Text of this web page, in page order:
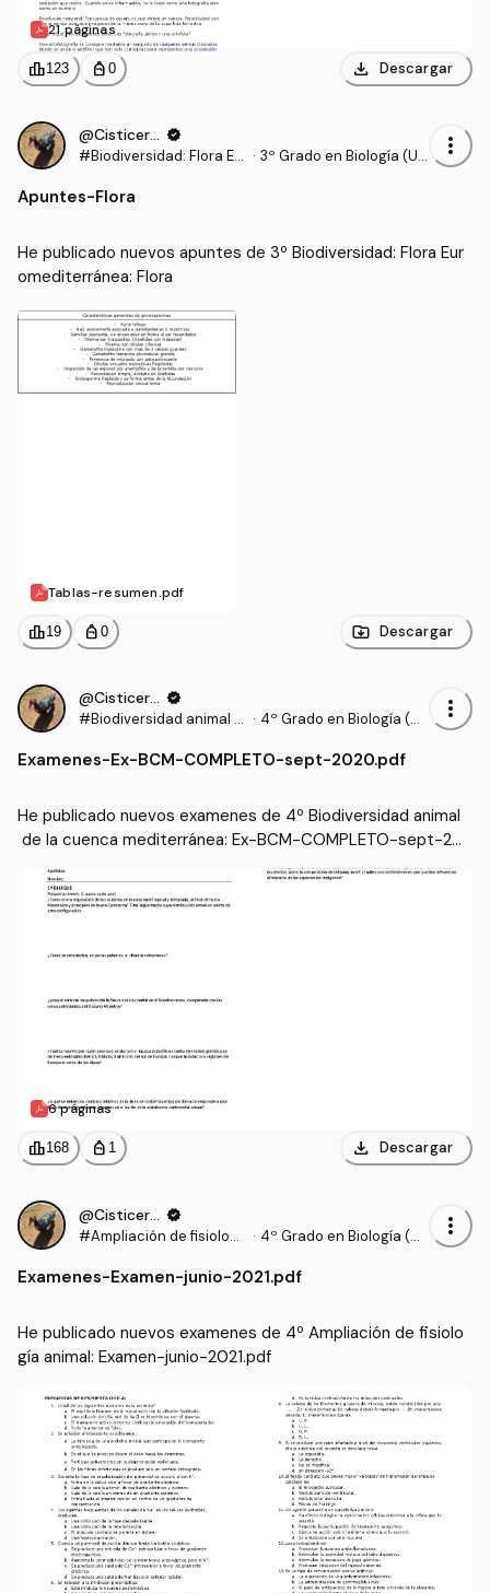
21 páginas
leaderboard123 personal_bag 0 download Descargar
@Cisticercoverified
#Biodiversidad: Flora Eu · 3º Grado en Biología (UE
more_vert
Apuntes-Flora
He publicado nuevos apuntes de 3º Biodiversidad: Flora Eur
omediterránea: Flora
Tablas-resumen.pdf
leaderboard19 personal_bag 0 Descargar
@Cisticercoverified
#Biodiversidad animal d
a
· 4º Grado en Biología (U
more_vert
Examenes-Ex-BCM-COMPLETO-sept-2020.pdf
He publicado nuevos examenes de 4º Biodiversidad animal
de la cuenca mediterránea: Ex-BCM-COMPLETO-sept-202
0.pdf
6 páginas
leaderboard168 personal_bag 1 download Descargar
@Cisticercoverified
#Ampliación de fisiologí
· 4º Grado en Biología (UE
more_vert
Examenes-Examen-junio-2021.pdf
He publicado nuevos examenes de 4º Ampliación de fisiolo
gía animal: Examen-junio-2021.pdf